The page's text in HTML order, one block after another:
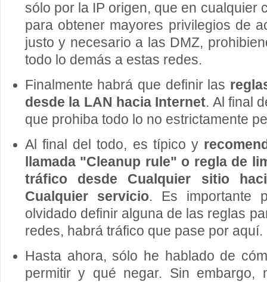
sólo por la IP origen, que en cualquier
para obtener mayores privilegios de
justo y necesario a las DMZ,
todo lo demás a estas redes.
Finalmente habrá que definir las
desde la LAN hacia Internet. Al final
que prohiba todo lo no estrictamente
Al final del todo, es típico y
llamada "Cleanup rule" o regla de
tráfico desde Cualquier sitio
Cualquier servicio. Es importante
olvidado definir alguna de las reglas
redes, habrá tráfico que pase por aquí.
Hasta ahora, sólo he hablado de
permitir y qué negar. Sin embargo,